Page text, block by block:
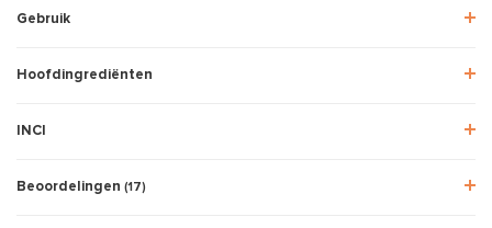
Gebruik
Hoofdingrediënten
INCI
Beoordelingen (17)